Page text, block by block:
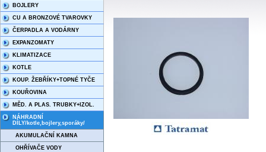
BOJLERY
CU A BRONZOVÉ TVAROVKY
ČERPADLA A VODÁRNY
EXPANZOMATY
KLIMATIZACE
KOTLE
KOUP. ŽEBŘÍKY+TOPNÉ TYČE
KOUŘOVINA
MĚD. A PLAS. TRUBKY+IZOL.
NÁHRADNÍ
DÍLY/kotle,bojlery,sporáky/
AKUMULAČNÍ KAMNA
OHŘÍVAČE VODY